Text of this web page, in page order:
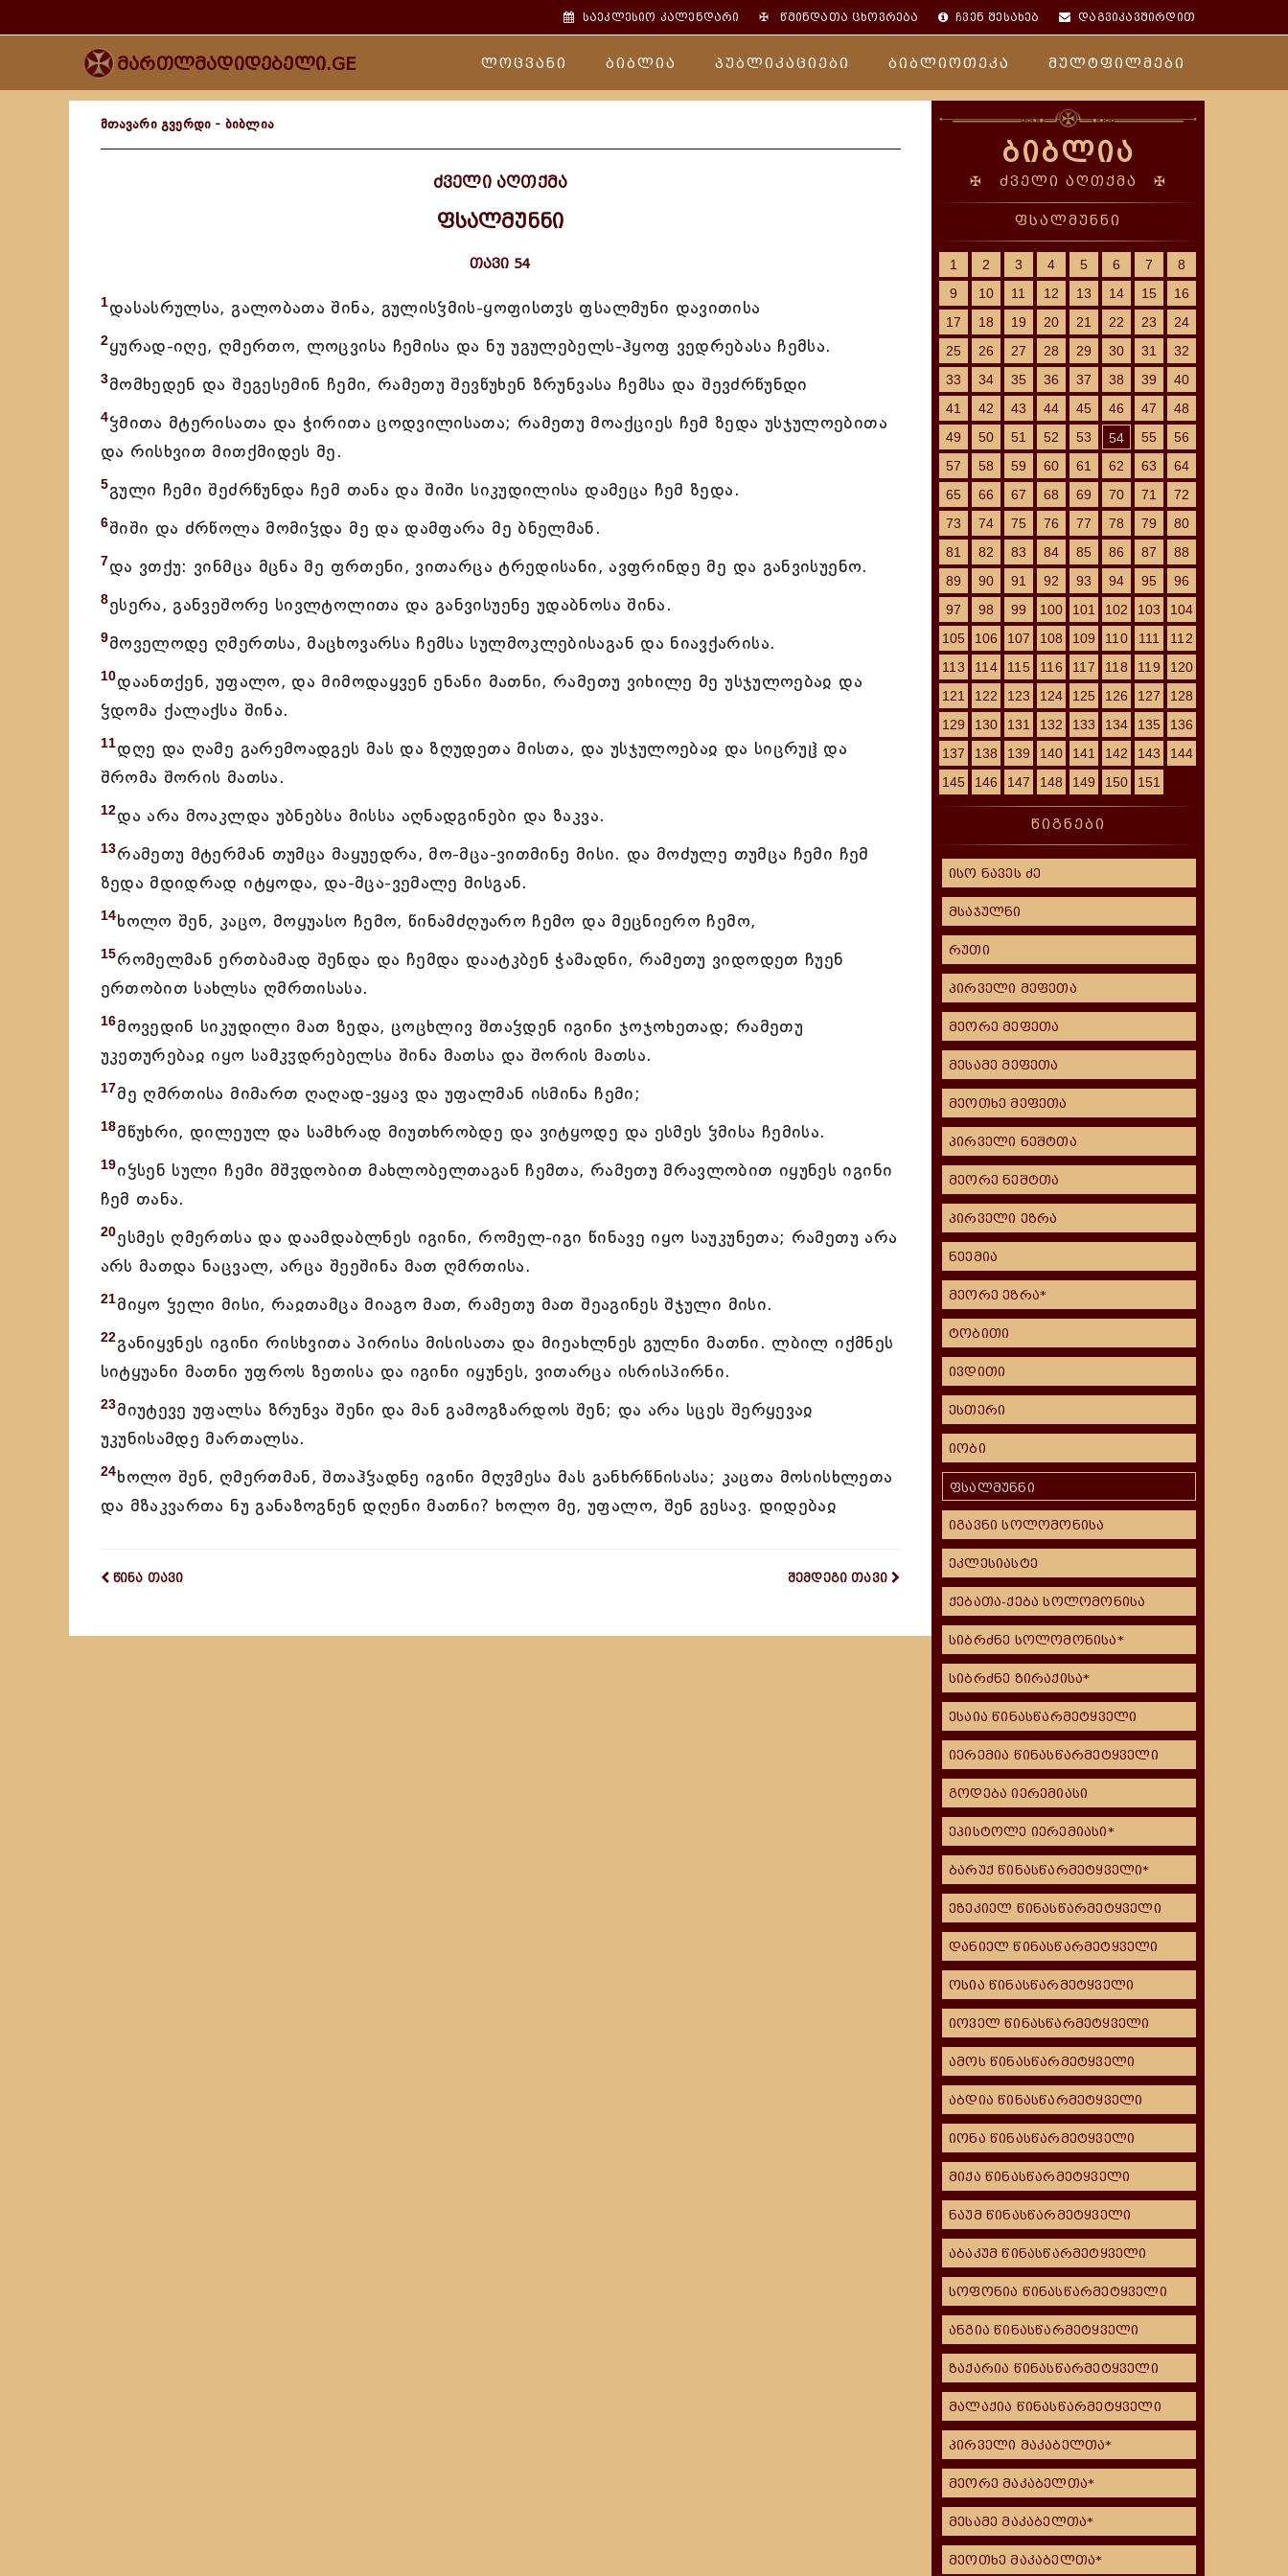
საეკლესიო კალენდარი ✠წმინდათა ცხოვრება ჩვენ შესახებ დაგვიკავშირდით
მართლმადიდებელი.GE ლოცვანი ბიბლია პუბლიკაციები ბიბლიოთეკა მულტფილმები
მთავარი გვერდი - ბიბლია
ძველი აღთქმა
ფსალმუნნი
თავი 54
1დასასრულსა, გალობათა შინა, გულისჴმის-ყოფისთჳს ფსალმუნი დავითისა
2ყურად-იღე, ღმერთო, ლოცვისა ჩემისა და ნუ უგულებელს-ჰყოფ ვედრებასა ჩემსა.
3მომხედენ და შეგესემინ ჩემი, რამეთუ შევწუხენ ზრუნვასა ჩემსა და შევძრწუნდი
4ჴმითა მტერისათა და ჭირითა ცოდვილისათა; რამეთუ მოაქციეს ჩემ ზედა უსჯულოებითა
და რისხვით მითქმიდეს მე.
5გული ჩემი შეძრწუნდა ჩემ თანა და შიში სიკუდილისა დამეცა ჩემ ზედა.
6შიში და ძრწოლა მომიჴდა მე და დამფარა მე ბნელმან.
7და ვთქუ: ვინმცა მცნა მე ფრთენი, ვითარცა ტრედისანი, ავფრინდე მე და განვისუენო.
8ესერა, განვეშორე სივლტოლითა და განვისუენე უდაბნოსა შინა.
9მოველოდე ღმერთსა, მაცხოვარსა ჩემსა სულმოკლებისაგან და ნიავქარისა.
10დაანთქენ, უფალო, და მიმოდაყვენ ენანი მათნი, რამეთუ ვიხილე მე უსჯულოებაჲ და
ჴდომა ქალაქსა შინა.
11დღე და ღამე გარემოადგეს მას და ზღუდეთა მისთა, და უსჯულოებაჲ და სიცრუჱ და
შრომა შორის მათსა.
12და არა მოაკლდა უბნებსა მისსა აღნადგინები და ზაკვა.
13რამეთუ მტერმან თუმცა მაყუედრა, მო-მცა-ვითმინე მისი. და მოძულე თუმცა ჩემი ჩემ
ზედა მდიდრად იტყოდა, და-მცა-ვემალე მისგან.
14ხოლო შენ, კაცო, მოყუასო ჩემო, წინამძღუარო ჩემო და მეცნიერო ჩემო,
15რომელმან ერთბამად შენდა და ჩემდა დაატკბენ ჭამადნი, რამეთუ ვიდოდეთ ჩუენ
ერთობით სახლსა ღმრთისასა.
16მოვედინ სიკუდილი მათ ზედა, ცოცხლივ შთაჴდენ იგინი ჯოჯოხეთად; რამეთუ
უკეთურებაჲ იყო სამკჳდრებელსა შინა მათსა და შორის მათსა.
17მე ღმრთისა მიმართ ღაღად-ვყავ და უფალმან ისმინა ჩემი;
18მწუხრი, დილეულ და სამხრად მიუთხრობდე და ვიტყოდე და ესმეს ჴმისა ჩემისა.
19იჴსენ სული ჩემი მშჳდობით მახლობელთაგან ჩემთა, რამეთუ მრავლობით იყუნეს იგინი
ჩემ თანა.
20ესმეს ღმერთსა და დაამდაბლნეს იგინი, რომელ-იგი წინავე იყო საუკუნეთა; რამეთუ არა
არს მათდა ნაცვალ, არცა შეეშინა მათ ღმრთისა.
21მიყო ჴელი მისი, რაჲთამცა მიაგო მათ, რამეთუ მათ შეაგინეს შჯული მისი.
22განიყვნეს იგინი რისხვითა პირისა მისისათა და მიეახლნეს გულნი მათნი. ლბილ იქმნეს
სიტყუანი მათნი უფროს ზეთისა და იგინი იყუნეს, ვითარცა ისრისპირნი.
23მიუტევე უფალსა ზრუნვა შენი და მან გამოგზარდოს შენ; და არა სცეს შერყევაჲ
უკუნისამდე მართალსა.
24ხოლო შენ, ღმერთმან, შთაჰჴადნე იგინი მღჳმესა მას განხრწნისასა; კაცთა მოსისხლეთა
და მზაკვართა ნუ განაზოგნენ დღენი მათნი? ხოლო მე, უფალო, შენ გესავ. დიდებაჲ
წინა თავი შემდეგი თავი
ბიბლია
✠ ძველი აღთქმა ✠
ფსალმუნნი
1 2 3 4 5 6 7
8
9
10 11 12 13 14 15
16
17
18 19 20 21 22 23
24
25
26 27 28 29 30 31
32
33
34 35 36 37 38 39
40
41
42 43 44 45 46 47
48
49
50 51 52 53 54 55
56
57
58 59 60 61 62 63
64
65
66 67 68 69 70 71
72
73
74 75 76 77 78 79
80
81
82 83 84 85 86 87
88
89
90 91 92 93 94 95
96
97
98 99 100 101 102 103
104
105
106 107 108 109 110 111
112
113
114 115 116 117 118 119
120
121
122 123 124 125 126 127
128
129
130 131 132 133 134 135
136
137
138 139 140 141 142 143
144
145
146 147 148 149 150 151
წიგნები
ისო ნავეს ძე
მსაჯულნი
რუთი
პირველი მეფეთა
მეორე მეფეთა
მესამე მეფეთა
მეოთხე მეფეთა
პირველი ნეშტთა
მეორე ნეშტთა
პირველი ეზრა
ნეემია
მეორე ეზრა*
ტობითი
ივდითი
ესთერი
იობი
ფსალმუნნი
იგავნი სოლომონისა
ეკლესიასტე
ქებათა-ქება სოლომონისა
სიბრძნე სოლომონისა*
სიბრძნე ზირაქისა*
ესაია წინასწარმეტყველი
იერემია წინასწარმეტყველი
გოდება იერემიასი
ეპისტოლე იერემიასი*
ბარუქ წინასწარმეტყველი*
ეზეკიელ წინასწარმეტყველი
დანიელ წინასწარმეტყველი
ოსია წინასწარმეტყველი
იოველ წინასწარმეტყველი
ამოს წინასწარმეტყველი
აბდია წინასწარმეტყველი
იონა წინასწარმეტყველი
მიქა წინასწარმეტყველი
ნაუმ წინასწარმეტყველი
აბაკუმ წინასწარმეტყველი
სოფონია წინასწარმეტყველი
ანგია წინასწარმეტყველი
ზაქარია წინასწარმეტყველი
მალაქია წინასწარმეტყველი
პირველი მაკაბელთა*
მეორე მაკაბელთა*
მესამე მაკაბელთა*
მეოთხე მაკაბელთა*